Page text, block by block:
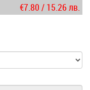
€7.80 / 15.26 лв.